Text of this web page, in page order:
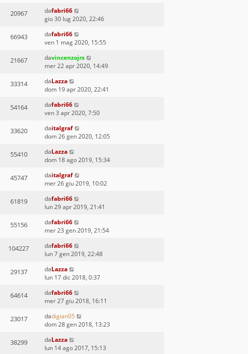
20967 dafabri66
gio 30 lug 2020, 22:46
66943 dafabri66
ven 1 mag 2020, 15:55
21667 davincenzojrs
mer 22 apr 2020, 14:49
33314 daLazza
dom 19 apr 2020, 22:41
54164 dafabri66
ven 3 apr 2020, 7:50
33620 daitalgraf
dom 26 gen 2020, 12:05
55410 daLazza
dom 18 ago 2019, 15:34
45747 daitalgraf
mer 26 giu 2019, 10:02
61819 dafabri66
lun 29 apr 2019, 21:41
55156 dafabri66
mer 23 gen 2019, 21:54
104227 dafabri66
lun 7 gen 2019, 22:48
29137 daLazza
lun 17 dic 2018, 0:37
64614 dafabri66
mer 27 giu 2018, 16:11
23017 dadigian05
dom 28 gen 2018, 13:23
38299 daLazza
lun 14 ago 2017, 15:13